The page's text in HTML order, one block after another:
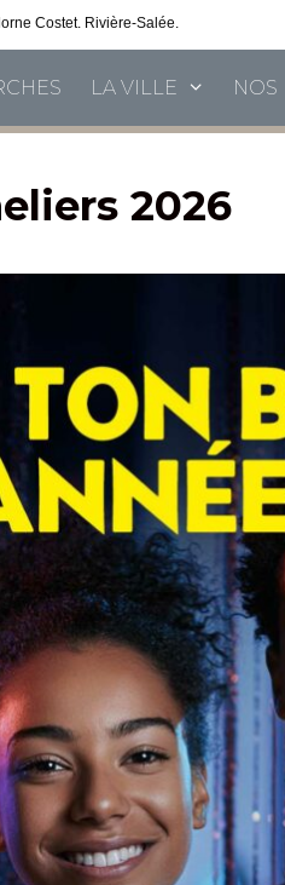
Costet. Rivière-Salée.
LA VILLE NOS
2026